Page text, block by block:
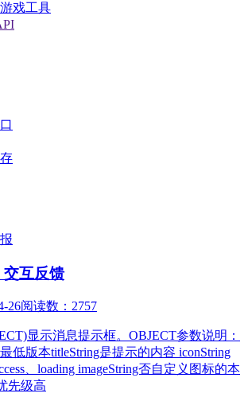
戏工具
互反馈
26阅读数：2757
显示消息提示框。OBJECT参数说明：
低版本titleString是提示的内容 iconString
、loading imageString否自定义图标的本
先级高